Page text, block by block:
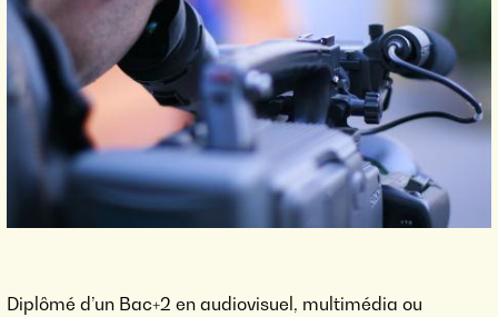
Diplômé d’un Bac+2 en audiovisuel, multimédia ou